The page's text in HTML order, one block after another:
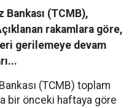
(TCMB),
rakamlara göre,
gerilemeye devam
(TCMB) toplam
bir önceki haftaya göre